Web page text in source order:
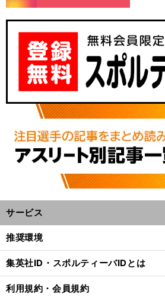
サービス
推奨環境
集英社ID・スポルティーバIDとは
利用規約・会員規約